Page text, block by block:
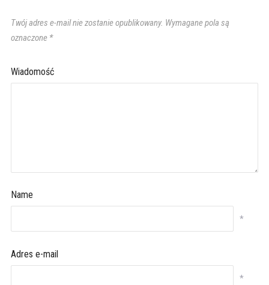
Twój adres e-mail nie zostanie opublikowany. Wymagane pola są
oznaczone *
Wiadomość
Name
*
Adres e-mail
*